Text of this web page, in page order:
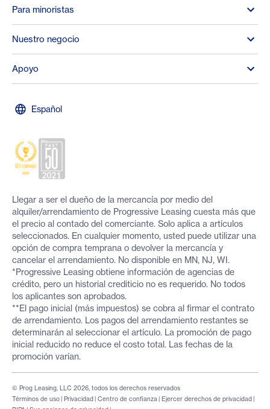
Para minoristas
Nuestro negocio
Apoyo
Español
Llegar a ser el dueño de la mercancía por medio del
alquiler/arrendamiento de Progressive Leasing cuesta más que
el precio al contado del comerciante. Solo aplica a artículos
seleccionados. En cualquier momento, usted puede utilizar una
opción de compra temprana o devolver la mercancía y
cancelar el arrendamiento. No disponible en MN, NJ, WI.
*Progressive Leasing obtiene información de agencias de
crédito, pero un historial crediticio no es requerido. No todos
los aplicantes son aprobados.
**El pago inicial (más impuestos) se cobra al firmar el contrato
de arrendamiento. Los pagos del arrendamiento restantes se
determinarán al seleccionar el artículo. La promoción de pago
inicial reducido no reduce el costo total. Las fechas de la
promoción varían.
Términos de uso | Privacidad | Centro de confianza | Ejercer derechos de privacidad |
© Prog Leasing, LLC 2026, todos los derechos reservados